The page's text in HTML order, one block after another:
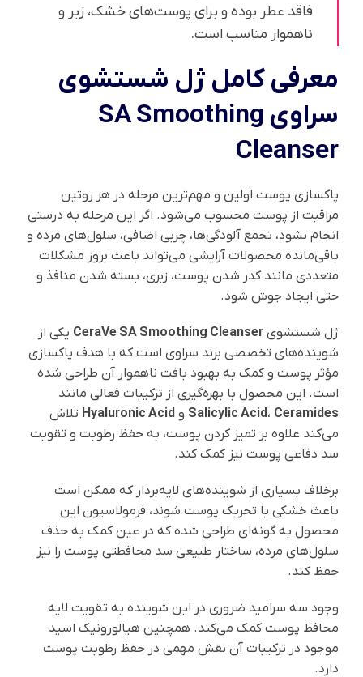
فاقد عطر بوده و برای پوست‌های خشک، زبر و
ناهموار مناسب است.
معرفی کامل ژل شستشوی
سراوی SA Smoothing
Cleanser
پاکسازی پوست اولین و مهم‌ترین مرحله در هر روتین
مراقبت از پوست محسوب می‌شود. اگر این مرحله به درستی
انجام نشود، تجمع آلودگی‌ها، چربی اضافی، سلول‌های مرده و
باقی‌مانده محصولات آرایشی می‌تواند باعث بروز مشکلات
متعددی مانند کدر شدن پوست، زبری، بسته شدن منافذ و
حتی ایجاد جوش شود.
ژل شستشوی CeraVe SA Smoothing Cleanser یکی از
شوینده‌های تخصصی برند سراوی است که با هدف پاکسازی
مؤثر پوست و کمک به بهبود بافت ناهموار آن طراحی شده
است. این محصول با بهره‌گیری از ترکیبات فعالی مانند
Salicylic Acid، Ceramides و Hyaluronic Acid تلاش
می‌کند علاوه بر تمیز کردن پوست، به حفظ رطوبت و تقویت
سد دفاعی پوست نیز کمک کند.
برخلاف بسیاری از شوینده‌های لایه‌بردار که ممکن است
باعث خشکی یا تحریک پوست شوند، فرمولاسیون این
محصول به گونه‌ای طراحی شده که در عین کمک به حذف
سلول‌های مرده، ساختار طبیعی سد محافظتی پوست را نیز
حفظ کند.
وجود سه سرامید ضروری در این شوینده به تقویت لایه
محافظ پوست کمک می‌کند. همچنین هیالورونیک اسید
موجود در ترکیبات آن نقش مهمی در حفظ رطوبت پوست
دارد.